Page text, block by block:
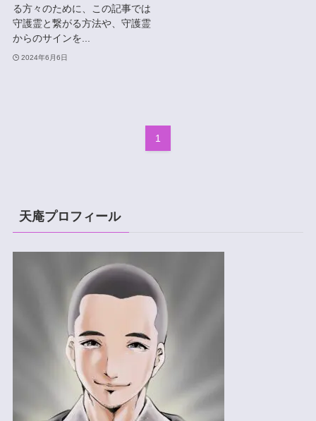
る方々のために、この記事では
守護霊と繋がる方法や、守護霊
からのサインを...
2024年6月6日
1
天庵プロフィール